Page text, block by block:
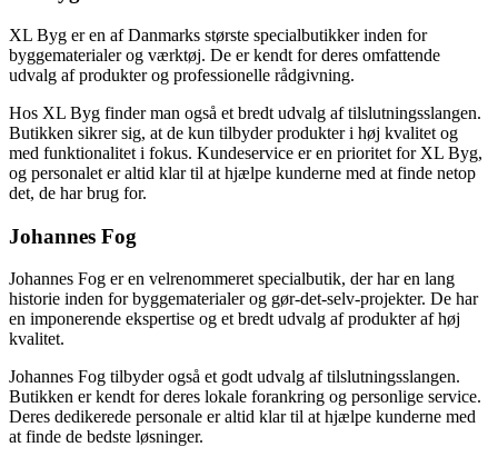
XL Byg er en af Danmarks største specialbutikker inden for
byggematerialer og værktøj. De er kendt for deres omfattende
udvalg af produkter og professionelle rådgivning.
Hos XL Byg finder man også et bredt udvalg af tilslutningsslangen.
Butikken sikrer sig, at de kun tilbyder produkter i høj kvalitet og
med funktionalitet i fokus. Kundeservice er en prioritet for XL Byg,
og personalet er altid klar til at hjælpe kunderne med at finde netop
det, de har brug for.
Johannes Fog
Johannes Fog er en velrenommeret specialbutik, der har en lang
historie inden for byggematerialer og gør-det-selv-projekter. De har
en imponerende ekspertise og et bredt udvalg af produkter af høj
kvalitet.
Johannes Fog tilbyder også et godt udvalg af tilslutningsslangen.
Butikken er kendt for deres lokale forankring og personlige service.
Deres dedikerede personale er altid klar til at hjælpe kunderne med
at finde de bedste løsninger.